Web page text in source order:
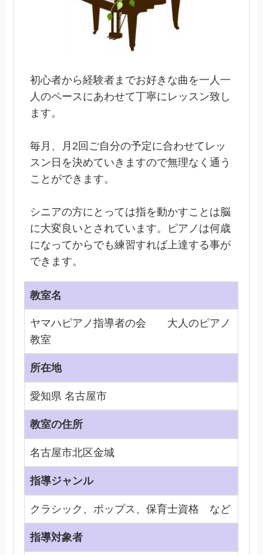
初心者から経験者までお好きな曲を一人一
人のペースにあわせて丁寧にレッスン致し
ます。
毎月、月2回ご自分の予定に合わせてレッ
スン日を決めていきますので無理なく通う
ことができます。
シニアの方にとっては指を動かすことは脳
に大変良いとされています。ピアノは何歳
になってからでも練習すれば上達する事が
できます。
教室名
ヤマハピアノ指導者の会 大人のピアノ
教室
所在地
愛知県 名古屋市
教室の住所
名古屋市北区金城
指導ジャンル
クラシック、ポップス、保育士資格 など
指導対象者